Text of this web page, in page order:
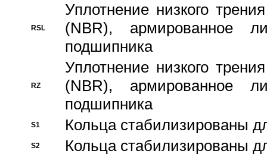
RSL
Уплотнение низкого
(NBR), армированное
подшипника
RZ
Уплотнение низкого
(NBR), армированное
подшипника
S1 Кольца стабилизированы
S2 Кольца стабилизированы